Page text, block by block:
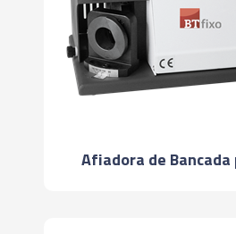
Afiadora de Bancada